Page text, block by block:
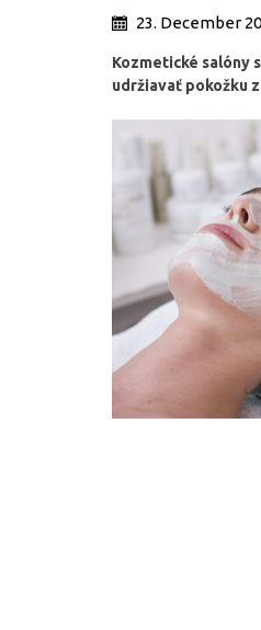
23. December
Kozmetické salóny
udržiavať pokožku